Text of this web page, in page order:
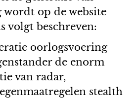
op de website
volgt beschreven:
oorlogsvoering
de enorm
van radar,
stealth